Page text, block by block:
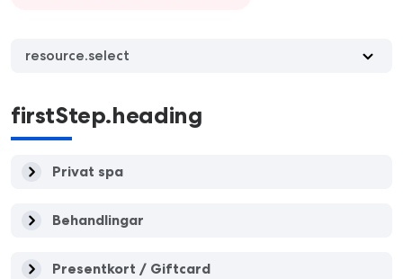
resource.select
firstStep.heading
Privat spa
Behandlingar
Presentkort / Giftcard